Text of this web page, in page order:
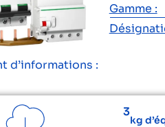
Gamme :
d’informations :
3
kg